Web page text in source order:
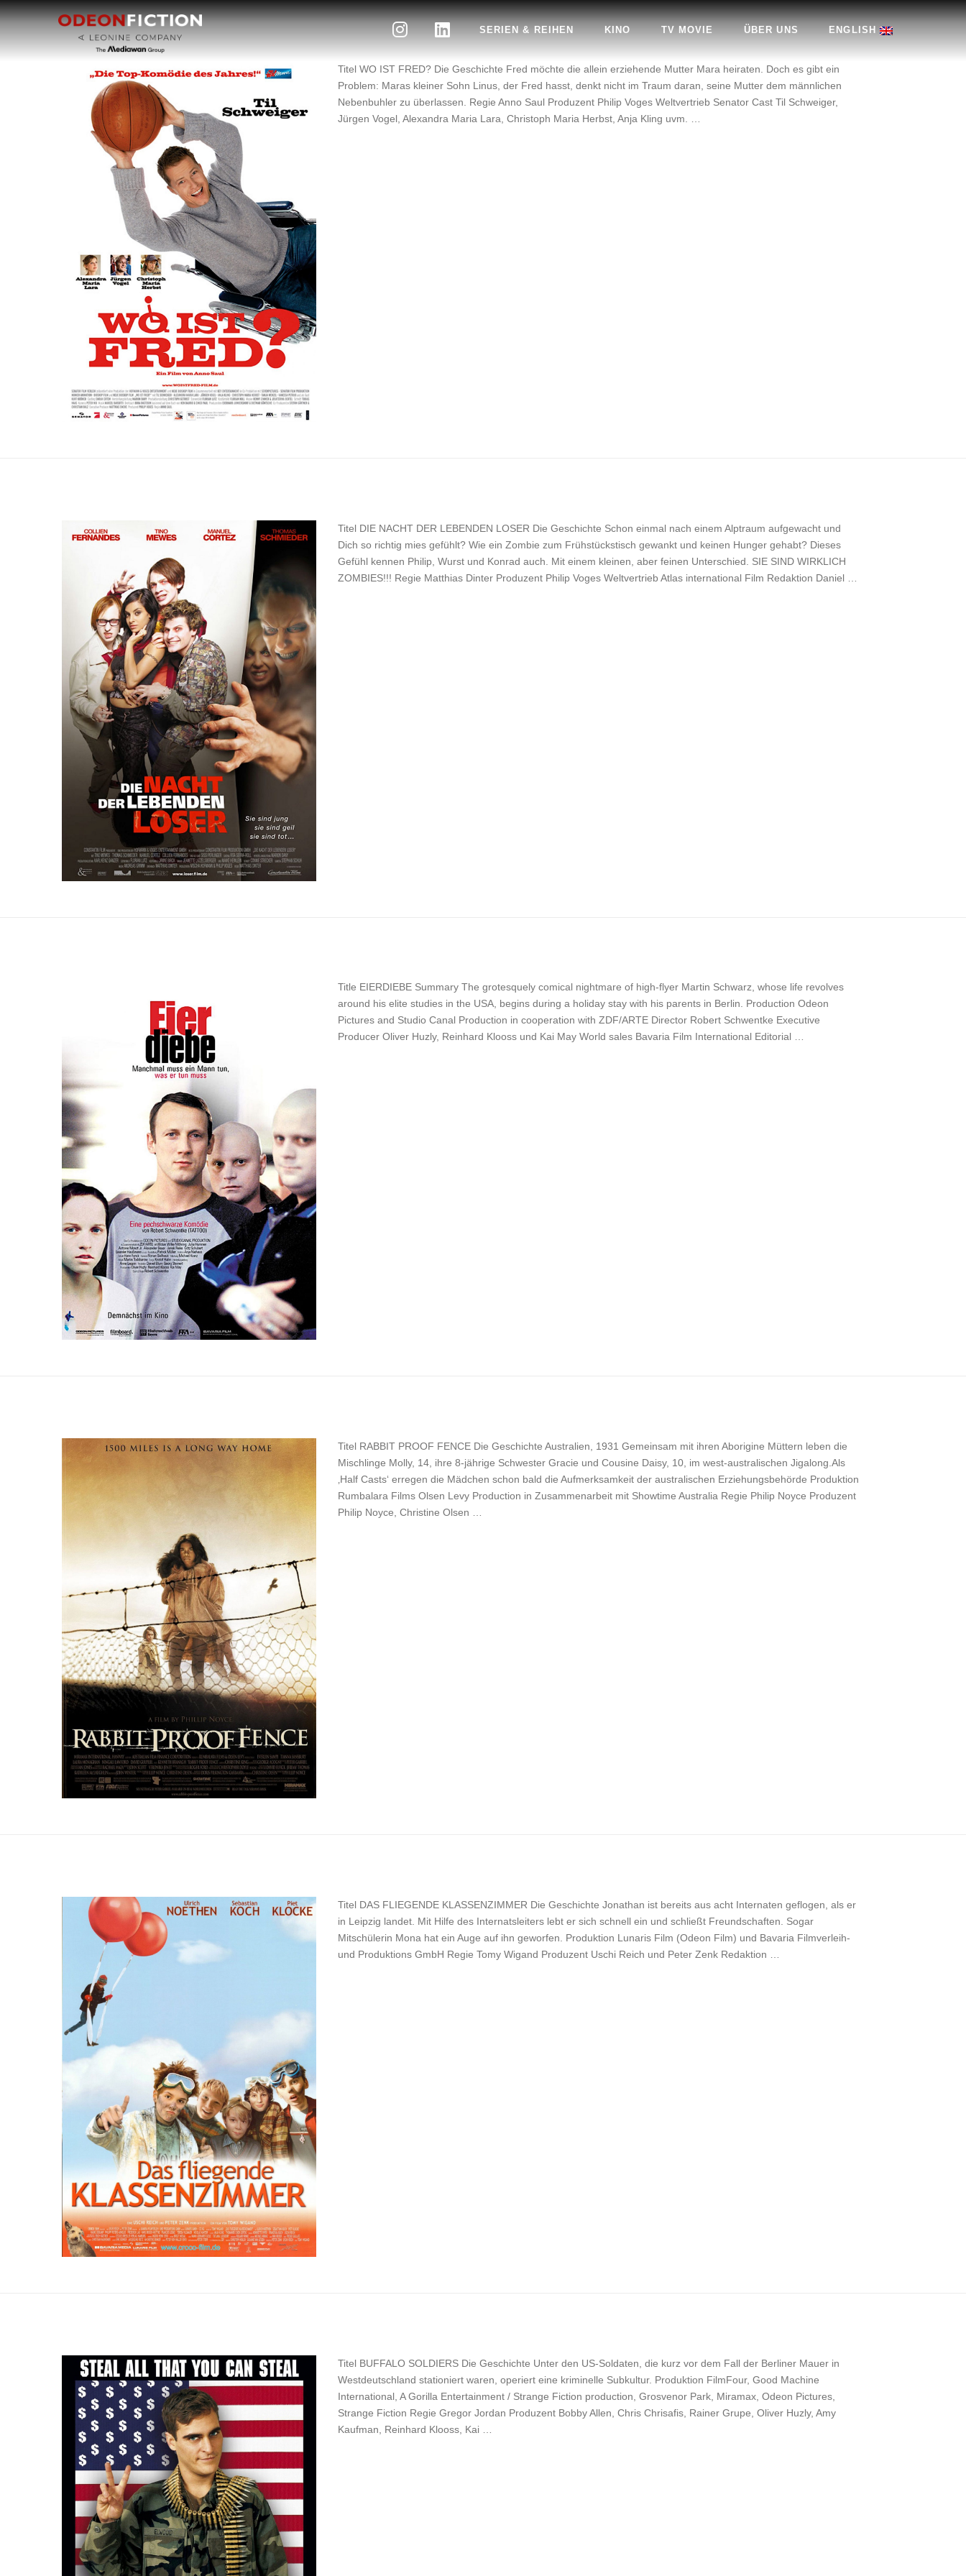
SERIEN & REIHEN KINO TV MOVIE ÜBER UNS ENGLISH
Titel WO IST FRED? Die Geschichte Fred möchte die allein erziehende Mutter Mara heiraten. Doch es gibt ein
Problem: Maras kleiner Sohn Linus, der Fred hasst, denkt nicht im Traum daran, seine Mutter dem männlichen
Nebenbuhler zu überlassen. Regie Anno Saul Produzent Philip Voges Weltvertrieb Senator Cast Til Schweiger,
Jürgen Vogel, Alexandra Maria Lara, Christoph Maria Herbst, Anja Kling uvm. …
Titel DIE NACHT DER LEBENDEN LOSER Die Geschichte Schon einmal nach einem Alptraum aufgewacht und
Dich so richtig mies gefühlt? Wie ein Zombie zum Frühstückstisch gewankt und keinen Hunger gehabt? Dieses
Gefühl kennen Philip, Wurst und Konrad auch. Mit einem kleinen, aber feinen Unterschied. SIE SIND WIRKLICH
ZOMBIES!!! Regie Matthias Dinter Produzent Philip Voges Weltvertrieb Atlas international Film Redaktion Daniel …
Title EIERDIEBE Summary The grotesquely comical nightmare of high-flyer Martin Schwarz, whose life revolves
around his elite studies in the USA, begins during a holiday stay with his parents in Berlin. Production Odeon
Pictures and Studio Canal Production in cooperation with ZDF/ARTE Director Robert Schwentke Executive
Producer Oliver Huzly, Reinhard Klooss und Kai May World sales Bavaria Film International Editorial …
Titel RABBIT PROOF FENCE Die Geschichte Australien, 1931 Gemeinsam mit ihren Aborigine Müttern leben die
Mischlinge Molly, 14, ihre 8-jährige Schwester Gracie und Cousine Daisy, 10, im west-australischen Jigalong.Als
‚Half Casts‘ erregen die Mädchen schon bald die Aufmerksamkeit der australischen Erziehungsbehörde Produktion
Rumbalara Films Olsen Levy Production in Zusammenarbeit mit Showtime Australia Regie Philip Noyce Produzent
Philip Noyce, Christine Olsen …
Titel DAS FLIEGENDE KLASSENZIMMER Die Geschichte Jonathan ist bereits aus acht Internaten geflogen, als er
in Leipzig landet. Mit Hilfe des Internatsleiters lebt er sich schnell ein und schließt Freundschaften. Sogar
Mitschülerin Mona hat ein Auge auf ihn geworfen. Produktion Lunaris Film (Odeon Film) und Bavaria Filmverleih-
und Produktions GmbH Regie Tomy Wigand Produzent Uschi Reich und Peter Zenk Redaktion …
Titel BUFFALO SOLDIERS Die Geschichte Unter den US-Soldaten, die kurz vor dem Fall der Berliner Mauer in
Westdeutschland stationiert waren, operiert eine kriminelle Subkultur. Produktion FilmFour, Good Machine
International, A Gorilla Entertainment / Strange Fiction production, Grosvenor Park, Miramax, Odeon Pictures,
Strange Fiction Regie Gregor Jordan Produzent Bobby Allen, Chris Chrisafis, Rainer Grupe, Oliver Huzly, Amy
Kaufman, Reinhard Klooss, Kai …